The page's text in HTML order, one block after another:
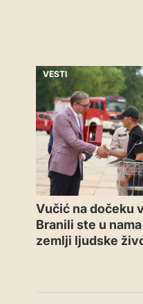
VESTI
Vučić na dočeku
Branili ste u
zemlji ljudske